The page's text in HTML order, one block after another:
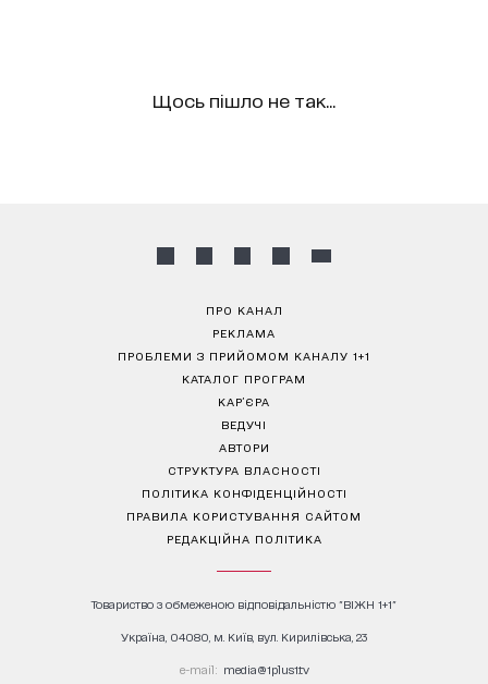
Щось пішло не так...
ПРО КАНАЛ
РЕКЛАМА
ПРОБЛЕМИ З ПРИЙОМОМ КАНАЛУ 1+1
КАТАЛОГ ПРОГРАМ
КАР’ЄРА
ВЕДУЧІ
АВТОРИ
СТРУКТУРА ВЛАСНОСТІ
ПОЛІТИКА КОНФІДЕНЦІЙНОСТІ
ПРАВИЛА КОРИСТУВАННЯ САЙТОМ
РЕДАКЦІЙНА ПОЛІТИКА
Товариство з обмеженою відповідальністю "ВІЖН 1+1"
Україна, 04080, м. Київ, вул. Кирилівська, 23
е-mail: media@1plus1.tv